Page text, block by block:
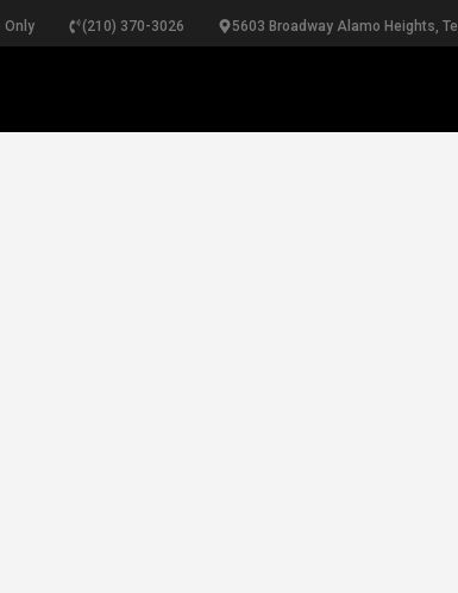
Only (210) 370-3026 5603 Broadway Alamo Heights,